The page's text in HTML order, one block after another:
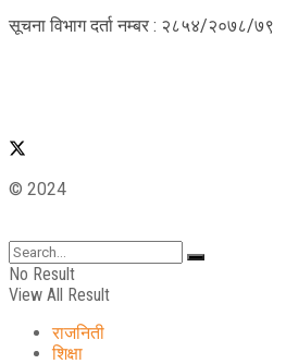
सूचना विभाग दर्ता नम्बर : २८५४/२०७८/७९
© 2024
No Result
View All Result
राजनिती
शिक्षा